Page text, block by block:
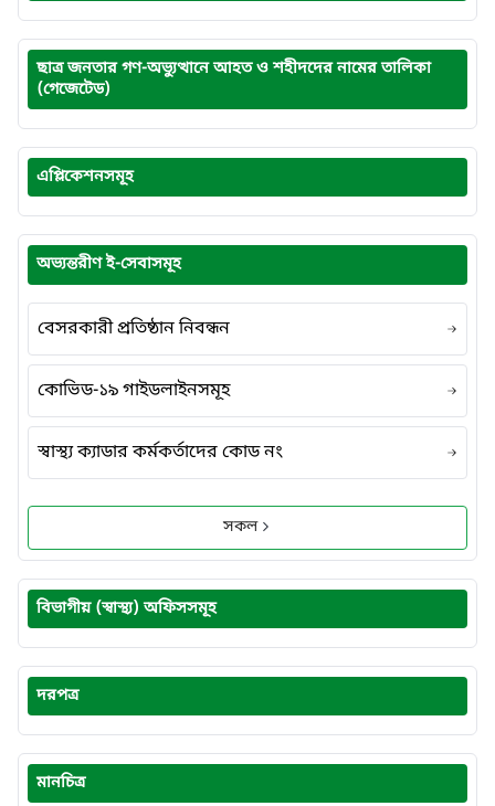
ছাত্র জনতার গণ-অভ্যুত্থানে আহত ও শহীদদের নামের তালিকা
(গেজেটেড)
এপ্লিকেশনসমূহ
অভ্যন্তরীণ ই-সেবাসমূহ
বেসরকারী প্রতিষ্ঠান নিবন্ধন
কোভিড-১৯ গাইডলাইনসমূহ
স্বাস্থ্য ক্যাডার কর্মকর্তাদের কোড নং
সকল
বিভাগীয় (স্বাস্থ্য) অফিসসমূহ
দরপত্র
মানচিত্র